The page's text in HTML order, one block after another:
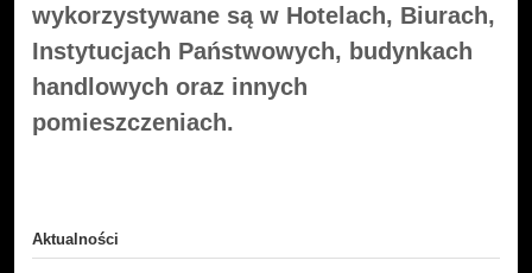
wykorzystywane są w Hotelach, Biurach,
Instytucjach Państwowych, budynkach
handlowych oraz innych
pomieszczeniach.
Aktualności